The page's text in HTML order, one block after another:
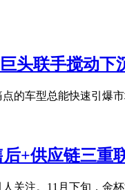
头联手搅动下
点的车型总能快速引爆
+供应链三重
人关注。11月下旬，金